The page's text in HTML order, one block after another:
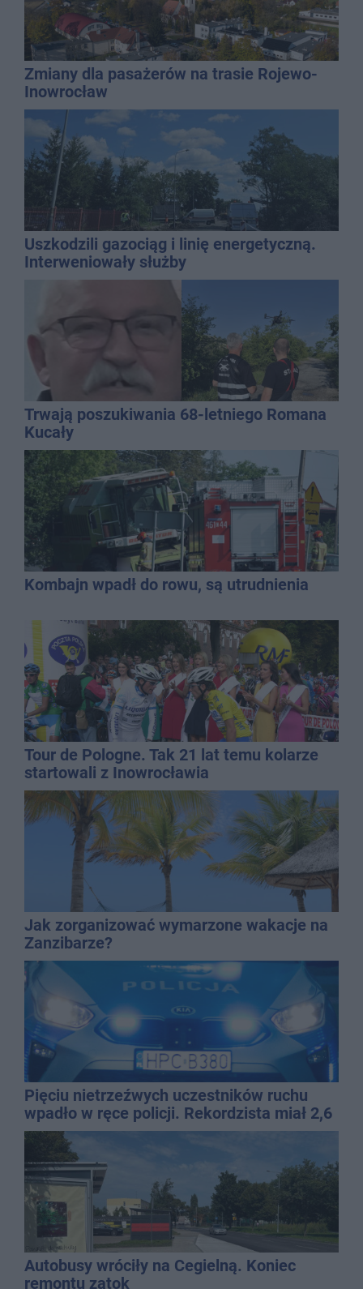
Zmiany dla pasażerów na trasie Rojewo-
Inowrocław
Uszkodzili gazociąg i linię energetyczną.
Interweniowały służby
Trwają poszukiwania 68-letniego Romana
Kucały
Kombajn wpadł do rowu, są utrudnienia
Tour de Pologne. Tak 21 lat temu kolarze
startowali z Inowrocławia
Jak zorganizować wymarzone wakacje na
Zanzibarze?
Pięciu nietrzeźwych uczestników ruchu
wpadło w ręce policji. Rekordzista miał 2,6
promila
Autobusy wróciły na Cegielną. Koniec
remontu zatok